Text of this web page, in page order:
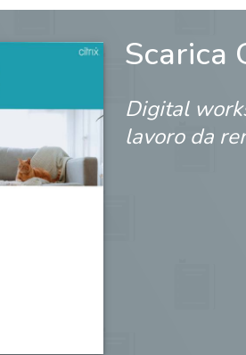
Scarica
Digital
lavoro da